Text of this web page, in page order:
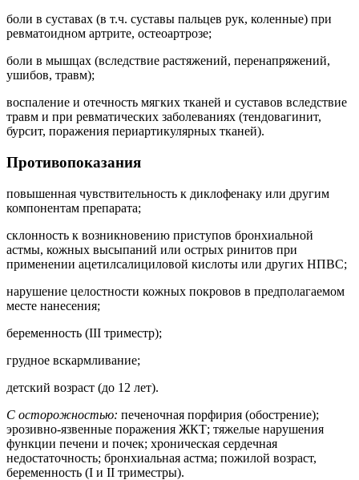
боли в суставах (в т.ч. суставы пальцев рук, коленные) при
ревматоидном артрите, остеоартрозе;
боли в мышцах (вследствие растяжений, перенапряжений,
ушибов, травм);
воспаление и отечность мягких тканей и суставов вследствие
травм и при ревматических заболеваниях (тендовагинит,
бурсит, поражения периартикулярных тканей).
Противопоказания
повышенная чувствительность к диклофенаку или другим
компонентам препарата;
склонность к возникновению приступов бронхиальной
астмы, кожных высыпаний или острых ринитов при
применении ацетилсалициловой кислоты или других НПВС;
нарушение целостности кожных покровов в предполагаемом
месте нанесения;
беременность (III триместр);
грудное вскармливание;
детский возраст (до 12 лет).
С осторожностью: печеночная порфирия (обострение);
эрозивно-язвенные поражения ЖКТ; тяжелые нарушения
функции печени и почек; хроническая сердечная
недостаточность; бронхиальная астма; пожилой возраст,
беременность (I и II триместры).